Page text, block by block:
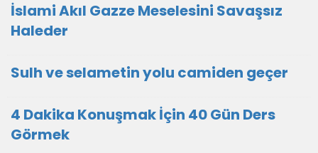
İslami Akıl Gazze Meselesini Savaşsız
Haleder
Sulh ve selametin yolu camiden geçer
4 Dakika Konuşmak İçin 40 Gün Ders
Görmek